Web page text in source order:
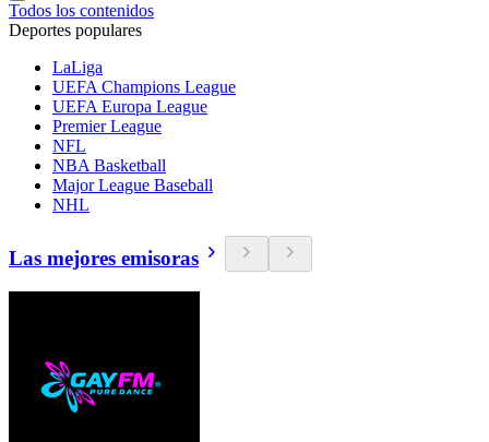
Todos los contenidos
Deportes populares
LaLiga
UEFA Champions League
UEFA Europa League
Premier League
NFL
NBA Basketball
Major League Baseball
NHL
Las mejores emisoras